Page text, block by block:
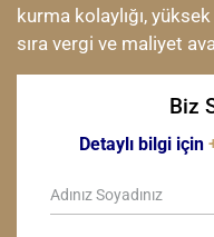
kurma kolaylığı,
sıra vergi ve maliyet
Biz
Detaylı bilgi için